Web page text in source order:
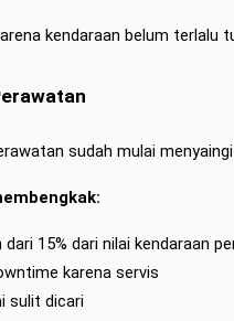
kendaraan belum
sudah mulai
dari 15% dari nilai kendaraan
karena servis
sulit dicari